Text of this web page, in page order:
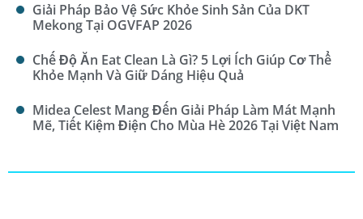
Giải Pháp Bảo Vệ Sức Khỏe Sinh Sản Của DKT
Mekong Tại OGVFAP 2026
Chế Độ Ăn Eat Clean Là Gì? 5 Lợi Ích Giúp Cơ Thể
Khỏe Mạnh Và Giữ Dáng Hiệu Quả
Midea Celest Mang Đến Giải Pháp Làm Mát Mạnh
Mẽ, Tiết Kiệm Điện Cho Mùa Hè 2026 Tại Việt Nam